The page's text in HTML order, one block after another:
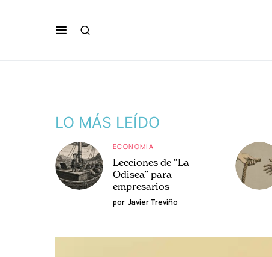
LO MÁS LEÍDO
ECONOMÍA
Lecciones de “La
Odisea” para
empresarios
por Javier Treviño